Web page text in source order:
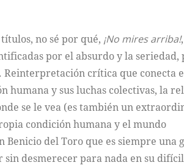
no sé por qué, ¡No mires arriba!
por el absurdo y la seriedad,
crítica que conecta
humana y sus luchas colectivas, la
se le vea (es también un
condición humana y el mundo
Benicio del Toro que es siempre una
desmerecer para nada en su